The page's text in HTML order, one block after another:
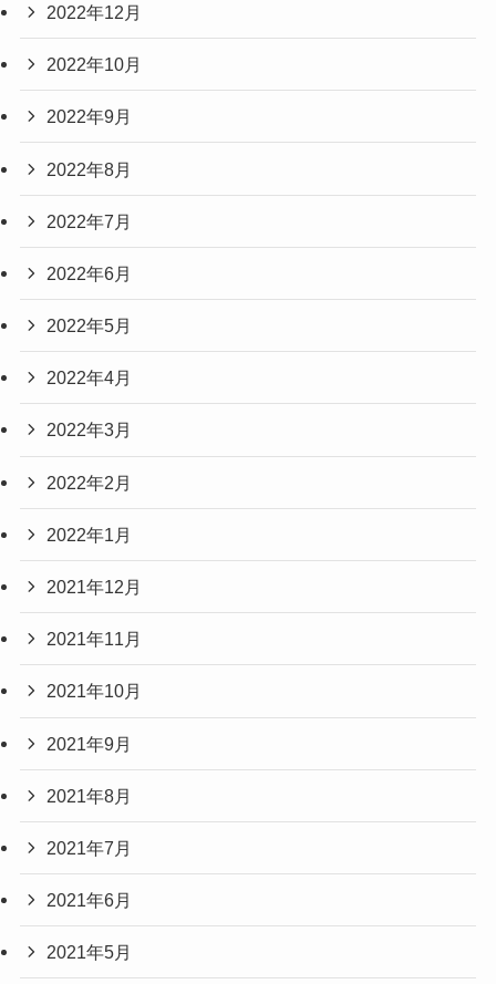
2022年12月
2022年10月
2022年9月
2022年8月
2022年7月
2022年6月
2022年5月
2022年4月
2022年3月
2022年2月
2022年1月
2021年12月
2021年11月
2021年10月
2021年9月
2021年8月
2021年7月
2021年6月
2021年5月